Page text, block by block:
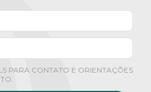
PARA CONTATO E ORIENTAÇÕES